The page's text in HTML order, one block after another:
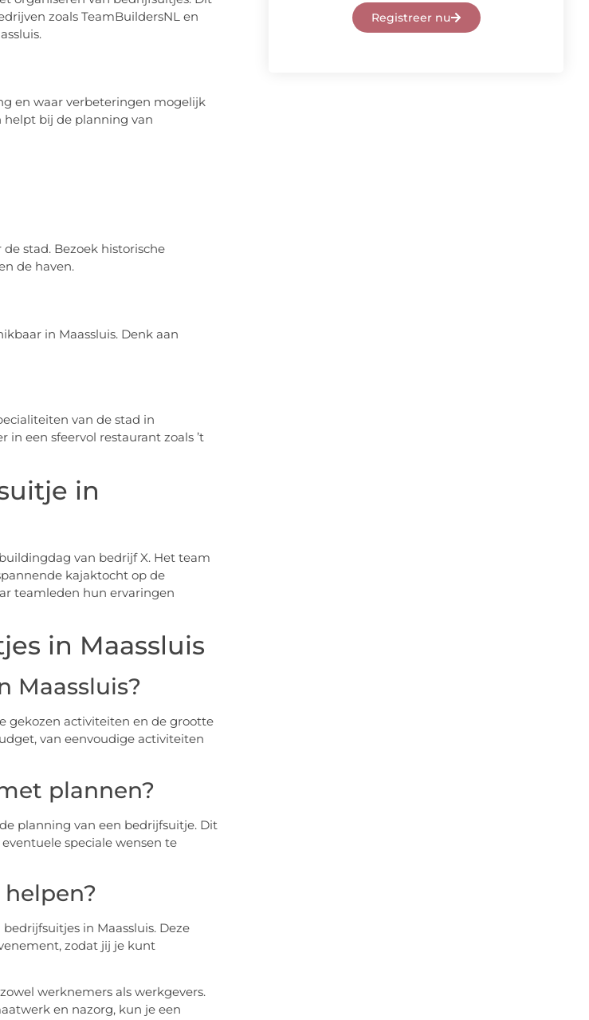
zoals TeamBuildersNL en
en waar verbeteringen mogelijk
bij de planning van
stad. Bezoek historische
de haven.
in Maassluis. Denk aan
van de stad in
een sfeervol restaurant zoals ’t
in
van bedrijf X. Het team
kajaktocht op de
teamleden hun ervaringen
in Maassluis
Maassluis?
gekozen activiteiten en de grootte
van eenvoudige activiteiten
plannen?
planning van een bedrijfsuitje. Dit
speciale wensen te
in Maassluis. Deze
zodat jij je kunt
werknemers als werkgevers.
en nazorg, kun je een
Registreer nu